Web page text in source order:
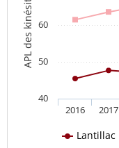
Lantillac
2016 2017
40
50
60